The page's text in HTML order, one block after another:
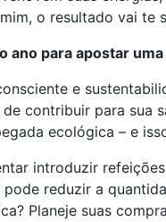
o resultado vai te
ano para apostar
e
contribuir para sua
ecológica – e
introduzir
pode reduzir a
Planeje suas